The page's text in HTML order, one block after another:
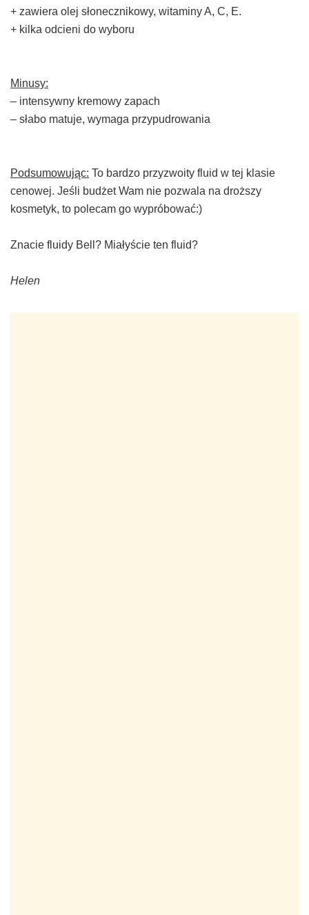
+ zawiera olej słonecznikowy, witaminy A, C, E.
+ kilka odcieni do wyboru
Minusy:
– intensywny kremowy zapach
– słabo matuje, wymaga przypudrowania
Podsumowując: To bardzo przyzwoity fluid w tej klasie
cenowej. Jeśli budżet Wam nie pozwala na droższy
kosmetyk, to polecam go wypróbować:)
Znacie fluidy Bell? Miałyście ten fluid?
Helen